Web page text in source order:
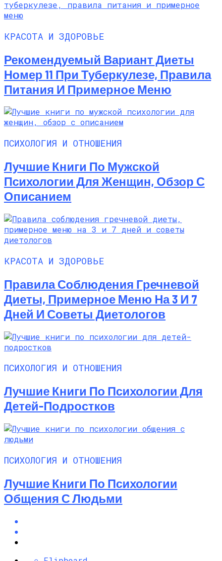
КРАСОТА И ЗДОРОВЬЕ
Рекомендуемый Вариант Диеты
Номер 11 При Туберкулезе, Правила
Питания И Примерное Меню
ПСИХОЛОГИЯ И ОТНОШЕНИЯ
Лучшие Книги По Мужской
Психологии Для Женщин, Обзор С
Описанием
КРАСОТА И ЗДОРОВЬЕ
Правила Соблюдения Гречневой
Диеты, Примерное Меню На 3 И 7
Дней И Советы Диетологов
ПСИХОЛОГИЯ И ОТНОШЕНИЯ
Лучшие Книги По Психологии Для
Детей-Подростков
ПСИХОЛОГИЯ И ОТНОШЕНИЯ
Лучшие Книги По Психологии
Общения С Людьми